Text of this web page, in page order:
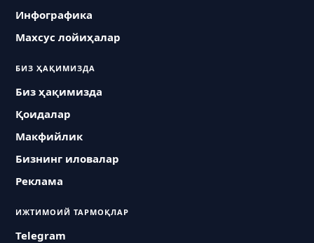
Инфографика
Махсус лойиҳалар
БИЗ ҲАҚИМИЗДА
Биз ҳақимизда
Қоидалар
Макфийлик
Бизнинг иловалар
Реклама
ИЖТИМОИЙ ТАРМОҚЛАР
Telegram